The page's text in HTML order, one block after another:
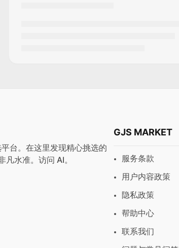
台。在这里发现精心挑选的
凡水准。访问 AI。
GJS MARKET
服务条款
用户内容政策
隐私政策
帮助中心
联系我们